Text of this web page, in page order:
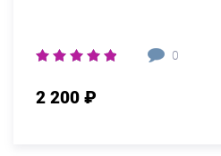
0
2 200 ₽